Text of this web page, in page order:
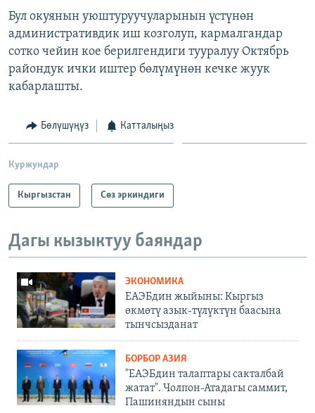
Бул окуянын уюштуруучуларынын үстүнөн
административдик иш козголуп, кармалгандар
сотко чейин кое берилгендиги тууралуу Октябрь
райондук ички иштер бөлүмүнөн кечке жуук
кабарлашты.
Бөлүшүңүз Катталыңыз
Куржундар
Кыргызстан Сөз эркиндиги
Дагы кызыктуу баяндар
ЭКОНОМИКА
ЕАЭБдин жыйыны: Кыргыз
өкмөтү азык-түлүктүн баасына
тынчсызданат
БОРБОР АЗИЯ
"ЕАЭБдин талаптары сакталбай
жатат". Чолпон-Атадагы саммит,
Пашиняндын сыны